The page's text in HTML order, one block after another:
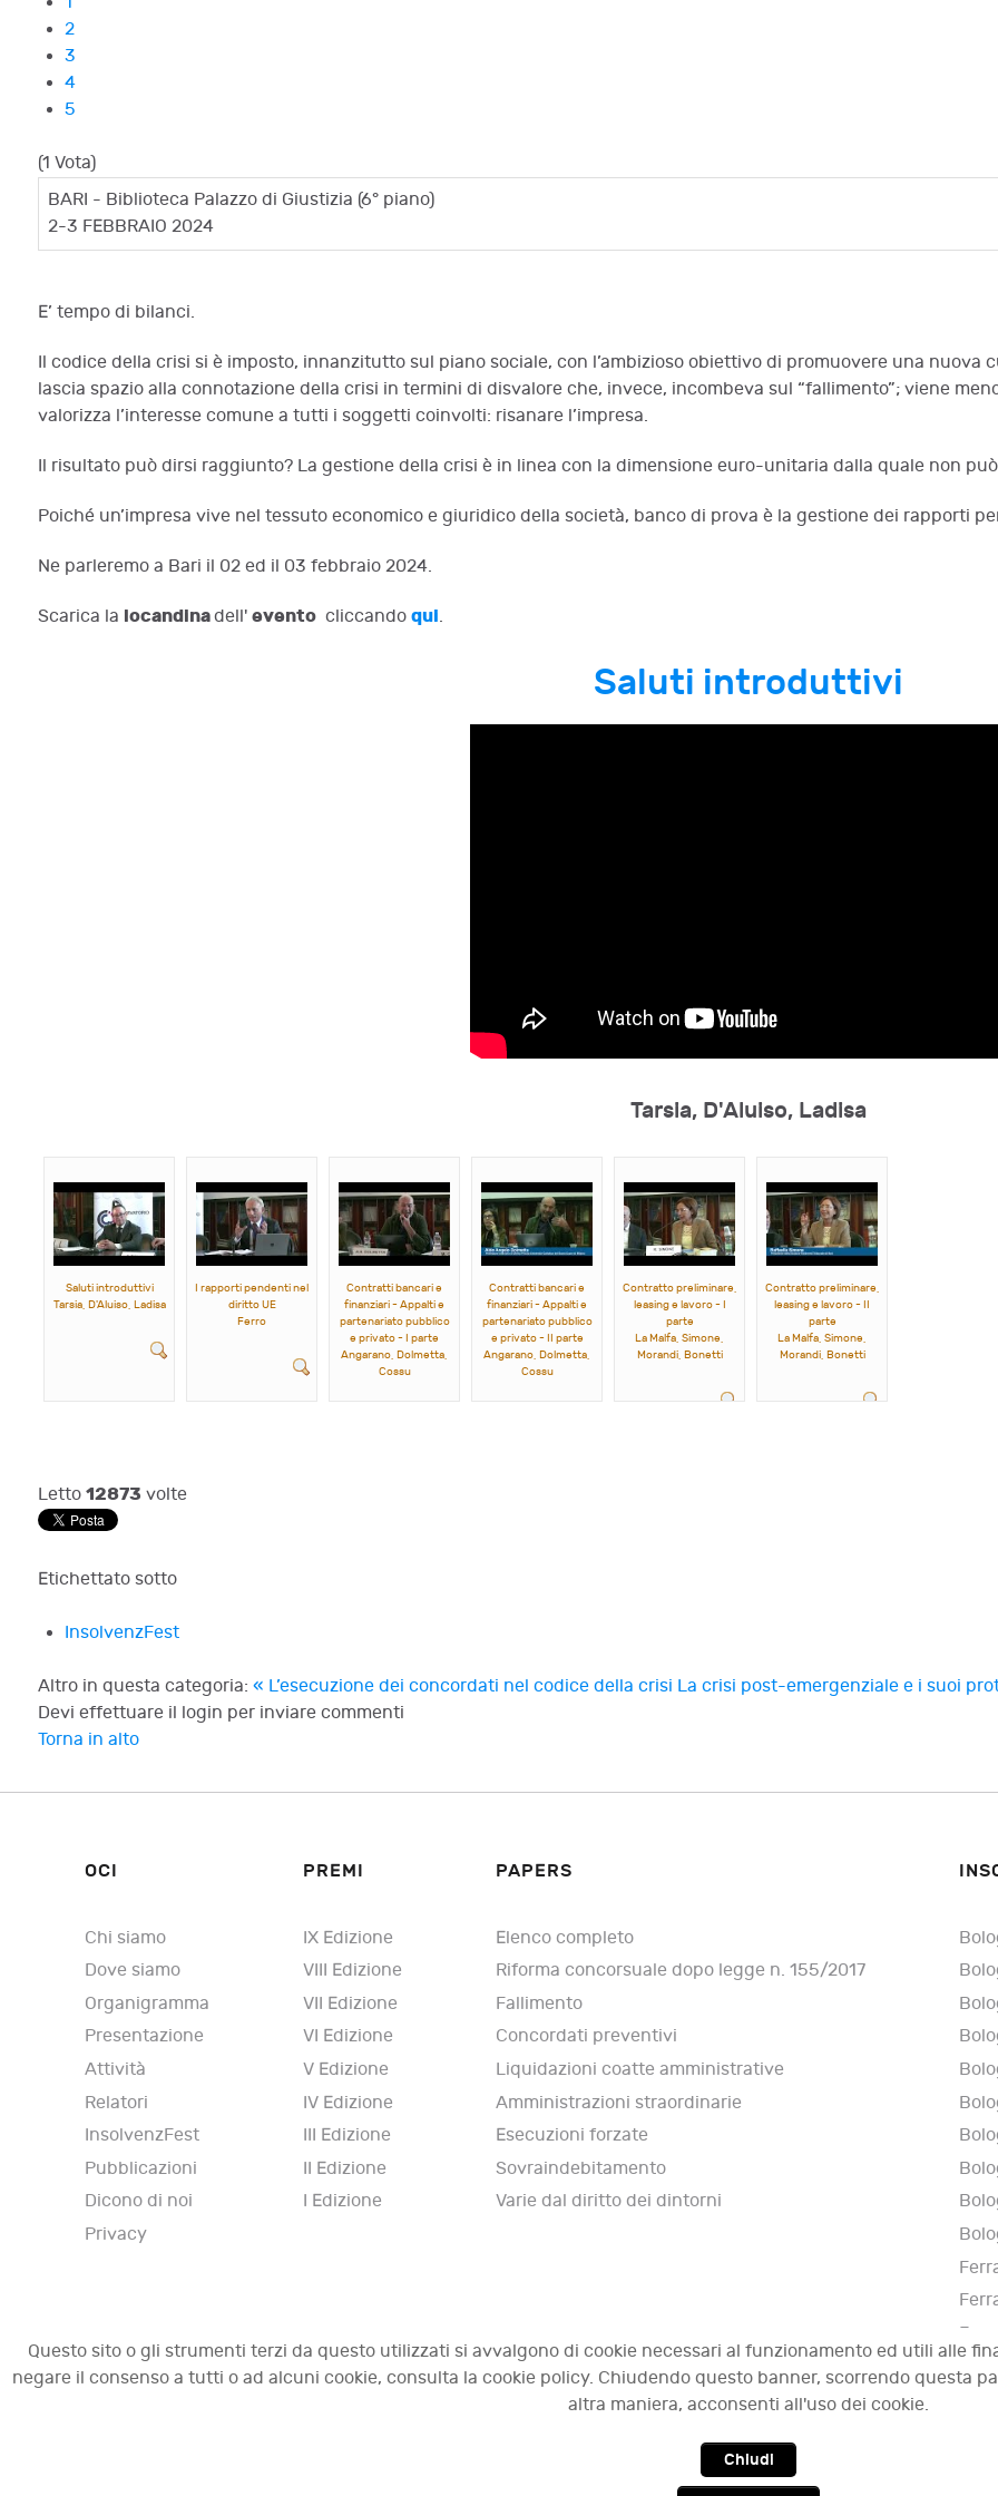
2
3
4
5
(1 Vota)
BARI - Biblioteca Palazzo di Giustizia (6° piano)
2-3 FEBBRAIO 2024
E’ tempo di bilanci.
Il codice della crisi si è imposto, innanzitutto sul piano sociale, con l’ambizioso obiettivo di promuovere una nuova
lascia spazio alla connotazione della crisi in termini di disvalore che, invece, incombeva sul “fallimento”; viene
valorizza l’interesse comune a tutti i soggetti coinvolti: risanare l’impresa.
Il risultato può dirsi raggiunto? La gestione della crisi è in linea con la dimensione euro-unitaria dalla quale non
Poiché un’impresa vive nel tessuto economico e giuridico della società, banco di prova è la gestione dei rapporti
Ne parleremo a Bari il 02 ed il 03 febbraio 2024.
Scarica la locandinadell' evento cliccando qui.
Saluti introduttivi
Tarsia, D'Aluiso, Ladisa
Saluti introduttivi
Tarsia, D'Aluiso, Ladisa
I rapporti pendenti nel
diritto UE
Ferro
Contratti bancari e
finanziari - Appalti e
partenariato pubblico
e privato - I parte
Angarano, Dolmetta,
Cossu
Contratti bancari e
finanziari - Appalti e
partenariato pubblico
e privato - II parte
Angarano, Dolmetta,
Cossu
Contratto preliminare,
leasing e lavoro - I
parte
La Malfa, Simone,
Morandi, Bonetti
Contratto preliminare,
leasing e lavoro - II
parte
La Malfa, Simone,
Morandi, Bonetti
Letto 12873 volte
Etichettato sotto
InsolvenzFest
Altro in questa categoria: « L’esecuzione dei concordati nel codice della crisi La crisi post-emergenziale e i suoi
Devi effettuare il login per inviare commenti
Torna in alto
OCI
Chi siamo
Dove siamo
Organigramma
Presentazione
Attività
Relatori
InsolvenzFest
Pubblicazioni
Dicono di noi
Privacy
PREMI
IX Edizione
VIII Edizione
VII Edizione
VI Edizione
V Edizione
IV Edizione
III Edizione
II Edizione
I Edizione
PAPERS
Elenco completo
Riforma concorsuale dopo legge n. 155/2017
Fallimento
Concordati preventivi
Liquidazioni coatte amministrative
Amministrazioni straordinarie
Esecuzioni forzate
Sovraindebitamento
Varie dal diritto dei dintorni
© 2009 - 2026 OCI - Osservatorio sulle crisi d'impresa. Tutti i
Questo sito o gli strumenti terzi da questo utilizzati si avvalgono di cookie necessari al funzionamento ed utili alle
negare il consenso a tutti o ad alcuni cookie, consulta la cookie policy. Chiudendo questo banner, scorrendo questa
altra maniera, acconsenti all'uso dei cookie.
Chiudi